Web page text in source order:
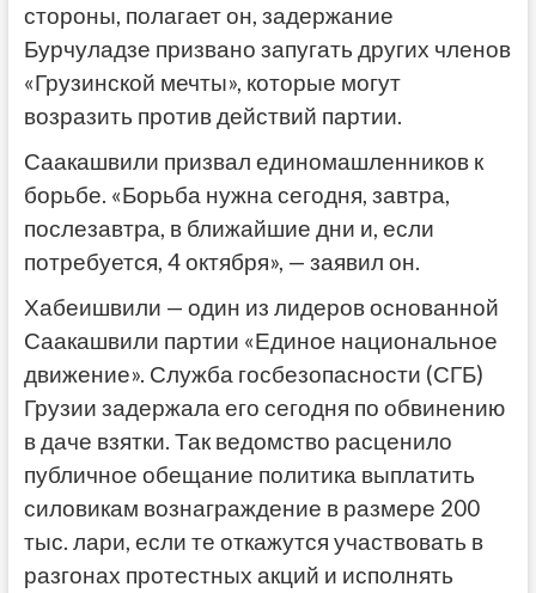
стороны, полагает он, задержание
Бурчуладзе призвано запугать других членов
«Грузинской мечты», которые могут
возразить против действий партии.
Саакашвили призвал единомашленников к
борьбе. «Борьба нужна сегодня, завтра,
послезавтра, в ближайшие дни и, если
потребуется, 4 октября», — заявил он.
Хабеишвили — один из лидеров основанной
Саакашвили партии «Единое национальное
движение». Служба госбезопасности (СГБ)
Грузии задержала его сегодня по обвинению
в даче взятки. Так ведомство расценило
публичное обещание политика выплатить
силовикам вознаграждение в размере 200
тыс. лари, если те откажутся участвовать в
разгонах протестных акций и исполнять